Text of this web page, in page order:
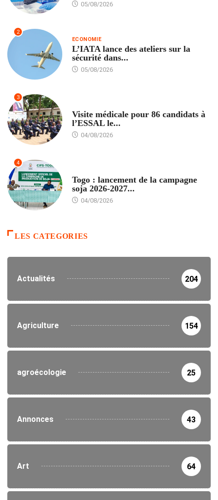
05/08/2026
2
ECONOMIE
L’IATA lance des ateliers sur la
sécurité dans...
05/08/2026
3
Visite médicale pour 86 candidats à
l’ESSAL le...
04/08/2026
4
Togo : lancement de la campagne
soja 2026-2027...
04/08/2026
LES CATEGORIES
Actualités 204
Agriculture 154
agroécologie 25
Annonces 43
Art 64